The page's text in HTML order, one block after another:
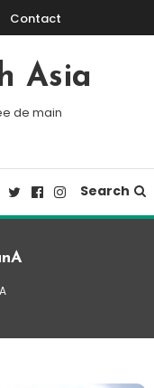
Contact
Asia
de main
Search